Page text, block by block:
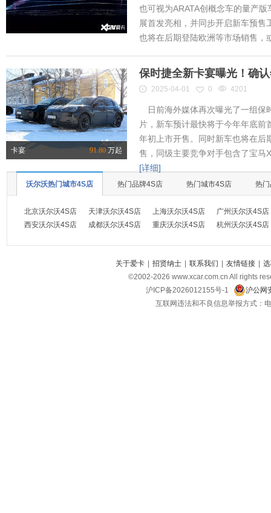
也可视为ARATA创概念车的量产
展首发亮相，并同步开启新车预售
也将在后期登陆欧洲等市场销售，
卡宴 91.80万起
保时捷全新卡宴曝光！确
2025-04-01 0 4201
日前海外媒体再次曝光了一组保
片，新车预计最快将于今年年底
年初上市开售。同时新车也将在后
售，同级主要竞争对手包含了宝马
[详细]
沃尔沃热门城市4S店 热门品牌4S店 热门城市4S店 热
北京沃尔沃4S店 天津沃尔沃4S店 上海沃尔沃4S店
广州沃尔沃4S店
西安沃尔沃4S店
成都沃尔沃4S店 重庆沃尔沃4S店 杭州沃尔沃4S店
关于爱卡 | 招贤纳士 | 联系我们 | 友情链接 |
©2002-2026 www.xcar.com.cn All rights
沪ICP备2026012155号-1
沪公网
互联网违法和不良信息举报方式：